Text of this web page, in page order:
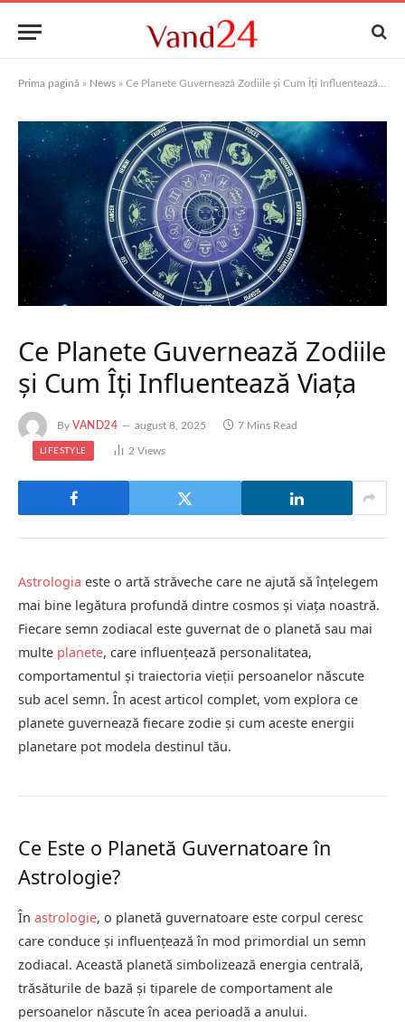
Prima pagină » News » Ce Planete Guvernează Zodiile și Cum Îți Influentează Viața
Ce Planete Guvernează Zodiile
și Cum Îți Influentează Viața
By VAND24 august 8, 2025 7 Mins Read
LIFESTYLE 2 Views
Astrologia este o artă străveche care ne ajută să înțelegem
mai bine legătura profundă dintre cosmos și viața noastră.
Fiecare semn zodiacal este guvernat de o planetă sau mai
multe planete, care influențează personalitatea,
comportamentul și traiectoria vieții persoanelor născute
sub acel semn. În acest articol complet, vom explora ce
planete guvernează fiecare zodie și cum aceste energii
planetare pot modela destinul tău.
Ce Este o Planetă Guvernatoare în
Astrologie?
În astrologie, o planetă guvernatoare este corpul ceresc
care conduce și influențează în mod primordial un semn
zodiacal. Această planetă simbolizează energia centrală,
trăsăturile de bază și tiparele de comportament ale
persoanelor născute în acea perioadă a anului.